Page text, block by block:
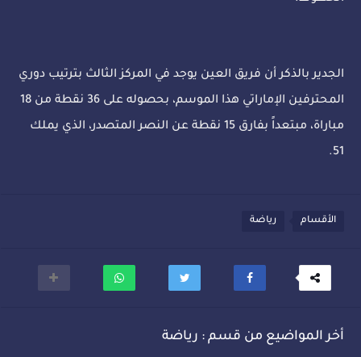
الجدير بالذكر أن فريق العين يوجد في المركز الثالث بترتيب دوري
المحترفين الإماراتي هذا الموسم، بحصوله على 36 نقطة من 18
مباراة، مبتعداً بفارق 15 نقطة عن النصر المتصدر، الذي يملك
51.
الأقسام رياضة
أخر المواضيع من قسم : رياضة